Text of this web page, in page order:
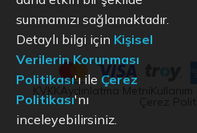
Aydınlatma Metni
Çerez
sunmamızı sağlamaktadır.
Detaylı bilgi için Kişisel
Verilerin Korunması
Politikası'ı ile Çerez
Politikası'nı
inceleyebilirsiniz.